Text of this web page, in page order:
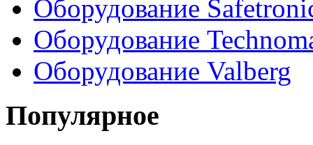
Оборудование
Оборудование
Оборудование Valberg
Популярное